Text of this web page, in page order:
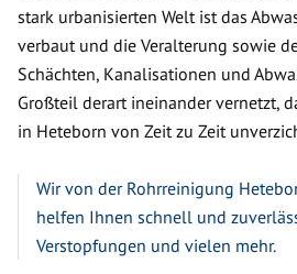
stark urbanisierten Welt ist das
verbaut und die Veralterung sowie
Schächten, Kanalisationen und
Großteil derart ineinander vernetzt,
in Heteborn von Zeit zu Zeit
Wir von der Rohrreinigung
helfen Ihnen schnell und
Verstopfungen und vielen mehr.